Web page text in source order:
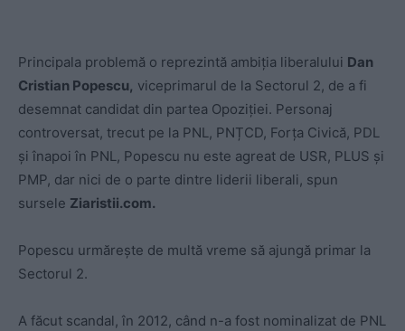
Principala problemă o reprezintă ambiția liberalului Dan
Cristian Popescu, viceprimarul de la Sectorul 2, de a fi
desemnat candidat din partea Opoziției. Personaj
controversat, trecut pe la PNL, PNȚCD, Forța Civică, PDL
și înapoi în PNL, Popescu nu este agreat de USR, PLUS și
PMP, dar nici de o parte dintre liderii liberali, spun
sursele Ziaristii.com.
Popescu urmărește de multă vreme să ajungă primar la
Sectorul 2.
A făcut scandal, în 2012, când n-a fost nominalizat de PNL